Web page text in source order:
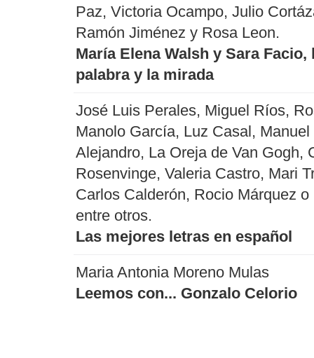
Paz, Victoria Ocampo, Julio
Ramón Jiménez y Rosa Leon.
María Elena Walsh y Sara Facio,
palabra y la mirada
José Luis Perales, Miguel Ríos,
Manolo García, Luz Casal, Manuel
Alejandro, La Oreja de Van Gogh,
Rosenvinge, Valeria Castro, Mari
Carlos Calderón, Rocio Márquez
entre otros.
Las mejores letras en español
Maria Antonia Moreno Mulas
Leemos con... Gonzalo Celorio